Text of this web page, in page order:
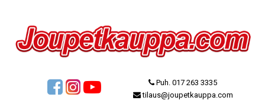
Puh. 017 263 3335
tilaus@joupetkauppa.com